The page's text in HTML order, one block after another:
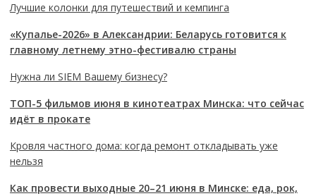
Лучшие колонки для путешествий и кемпинга
«Купалье-2026» в Александрии: Беларусь готовится к
главному летнему этно-фестивалю страны
Нужна ли SIEM Вашему бизнесу?
ТОП-5 фильмов июня в кинотеатрах Минска: что сейчас
идёт в прокате
Кровля частного дома: когда ремонт откладывать уже
нельзя
Как провести выходные 20–21 июня в Минске: еда, рок,